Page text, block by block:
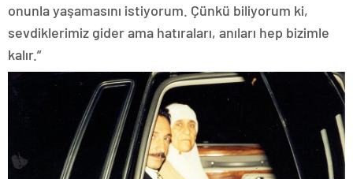
onunla yaşamasını istiyorum. Çünkü biliyorum ki,
sevdiklerimiz gider ama hatıraları, anıları hep bizimle
kalır.”